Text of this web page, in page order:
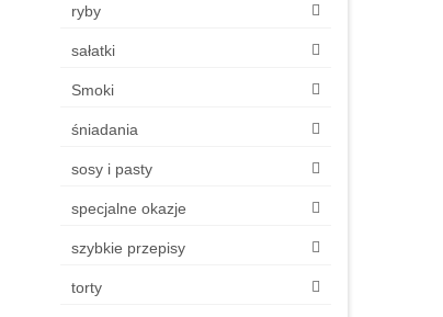
ryby
sałatki
Smoki
śniadania
sosy i pasty
specjalne okazje
szybkie przepisy
torty